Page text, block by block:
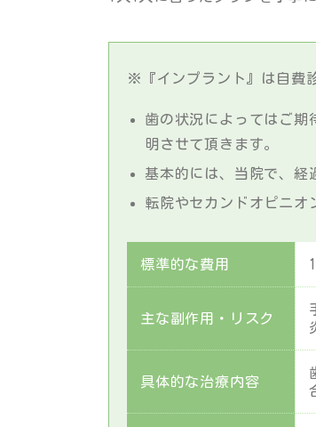
※『インプラント』は自費
歯の状況によってはご期
明させて頂きます。
基本的には、当院で、経
転院やセカンドオピニオ
標準的な費用
主な副作用・リスク
具体的な治療内容